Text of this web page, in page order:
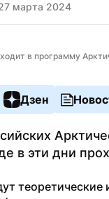
марта 2024
в программу
Дзен
в эти дни
теоретические